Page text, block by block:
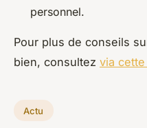
personnel.
Pour plus de conseils
bien, consultez via
Actu